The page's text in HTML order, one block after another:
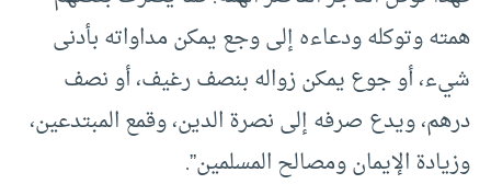
همته وتوكله ودعاءه إلى وجع يمكن مداواته بأدنى
شيء، أو جوع يمكن زواله بنصف رغيف، أو نصف
درهم، ويدع صرفه إلى نصرة الدين، وقمع المبتدعين،
وزيادة الإيمان ومصالح المسلمين”.